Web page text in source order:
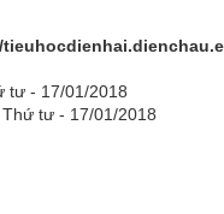
tư - 17/01/2018
tư - 17/01/2018